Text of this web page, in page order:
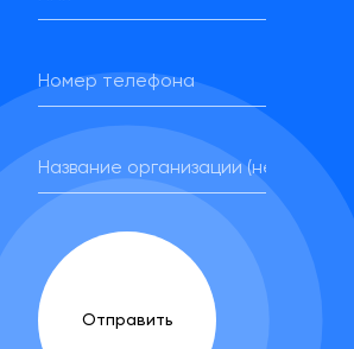
Отправить